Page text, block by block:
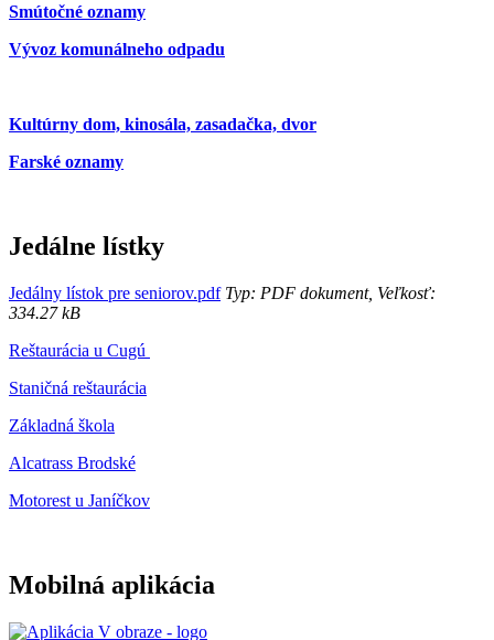
Smútočné oznamy
Vývoz komunálneho odpadu
Kultúrny dom, kinosála, zasadačka, dvor
Farské oznamy
Jedálne lístky
Jedálny lístok pre seniorov.pdfTyp: PDF dokument, Veľkosť:
334.27 kB
Reštaurácia u Cugú
Staničná reštaurácia
Základná škola
Alcatrass Brodské
Motorest u Janíčkov
Mobilná aplikácia